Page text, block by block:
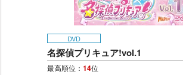
DVD
名探偵プリキュア!vol.1
最高順位： 14位